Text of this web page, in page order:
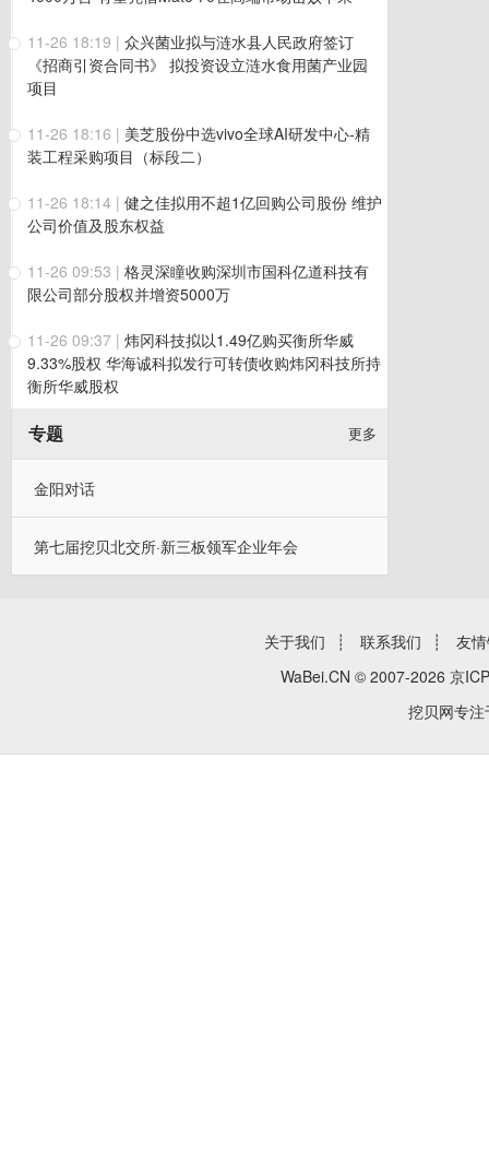
11-26 18:19 | 众兴菌业拟与涟水县人民政府签订
《招商引资合同书》 拟投资设立涟水食用菌产业园
项目
11-26 18:16 | 美芝股份中选vivo全球AI研发中心-精
装工程采购项目（标段二）
11-26 18:14 | 健之佳拟用不超1亿回购公司股份 维护
公司价值及股东权益
11-26 09:53 | 格灵深瞳收购深圳市国科亿道科技有
限公司部分股权并增资5000万
11-26 09:37 | 炜冈科技拟以1.49亿购买衡所华威
9.33%股权 华海诚科拟发行可转债收购炜冈科技所持
衡所华威股权
专题 更多
金阳对话
第七届挖贝北交所·新三板领军企业年会
关于我们 ┊ 联系我们 ┊
友
WaBei.CN © 2007-2026 京
挖贝网专